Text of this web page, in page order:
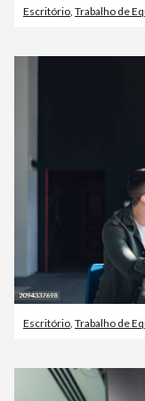
Escritório, Trabalho de
Escritório Trabalho de